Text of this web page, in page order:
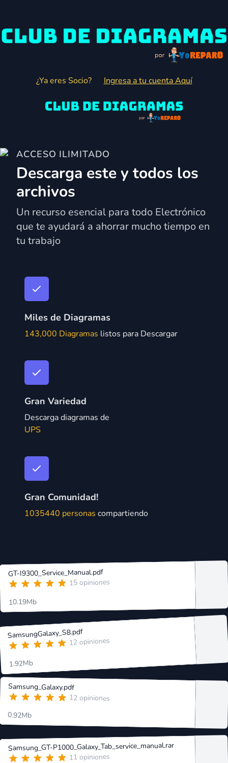
¿Ya eres Socio? Ingresa a tu cuenta Aquí
ACCESO ILIMITADO
Descarga este y todos los
archivos
Un recurso esencial para todo Electrónico
que te ayudará a ahorrar mucho tiempo en
tu trabajo
Miles de Diagramas
143,000 Diagramas listos para Descargar
Gran Variedad
Descarga diagramas de
UPS
Gran Comunidad!
1035440 personas compartiendo
GT-I9300_Service_Manual.pdf
15 opiniones
10.19Mb
SamsungGalaxy_S8.pdf
12 opiniones
1.92Mb
Samsung_Galaxy.pdf
12 opiniones
0.92Mb
Samsung_GT-P1000_Galaxy_Tab_service_manual.rar
11 opiniones